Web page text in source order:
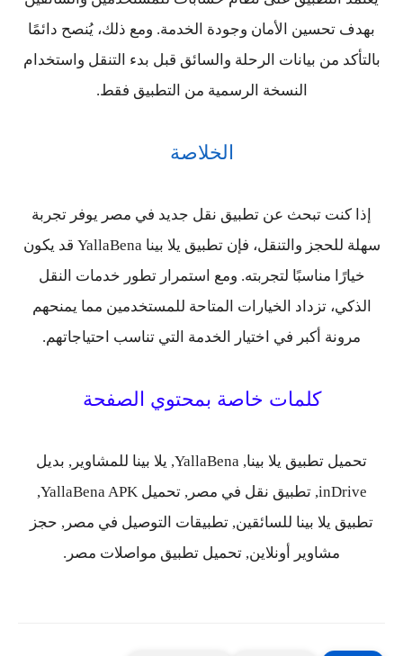
بهدف تحسين الأمان وجودة الخدمة. ومع ذلك، يُنصح دائمًا
بالتأكد من بيانات الرحلة والسائق قبل بدء التنقل واستخدام
النسخة الرسمية من التطبيق فقط.
الخلاصة
إذا كنت تبحث عن تطبيق نقل جديد في مصر يوفر تجربة
سهلة للحجز والتنقل، فإن تطبيق يلا بينا YallaBena قد يكون
خيارًا مناسبًا لتجربته. ومع استمرار تطور خدمات النقل
الذكي، تزداد الخيارات المتاحة للمستخدمين مما يمنحهم
مرونة أكبر في اختيار الخدمة التي تناسب احتياجاتهم.
كلمات خاصة بمحتوي الصفحة
تحميل تطبيق يلا بينا, YallaBena, يلا بينا للمشاوير, بديل
inDrive, تطبيق نقل في مصر, تحميل YallaBena APK,
تطبيق يلا بينا للسائقين, تطبيقات التوصيل في مصر, حجز
مشاوير أونلاين, تحميل تطبيق مواصلات مصر.